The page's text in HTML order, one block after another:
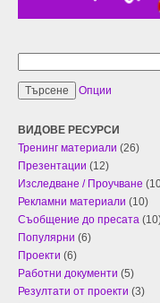
Опции
ВИДОВЕ РЕСУРСИ
Тренинг материали (26)
Презентации (12)
Изследване / Проучване
Рекламни материали (10)
Съобщение до пресата
Популярни (6)
Проекти (6)
Работни документи (5)
Резултати от проекти (3)